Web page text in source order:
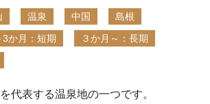
温泉 中国
島根
3か月：短期
３か月～：長期
代表する温泉地の一つです。